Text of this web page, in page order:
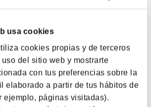
usa cookies
cookies propias y de terceros
del sitio web y mostrarte
con tus preferencias sobre la
elaborado a partir de tus hábitos de
ejemplo, páginas visitadas).
espacios Utopicus incorporan también
que conecta el trabajo con nuevas
mundo.